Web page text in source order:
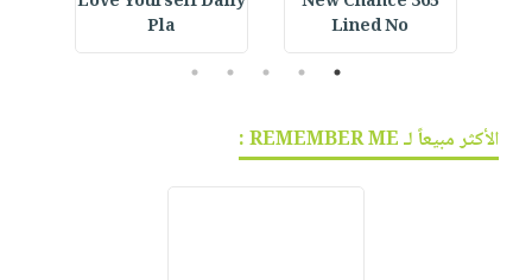
Lined No
Pla
1
2
3
4
5
الأكثر مبيعاً لـ REMEMBER ME :